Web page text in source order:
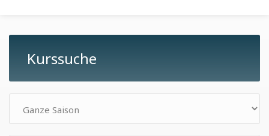
Kurssuche